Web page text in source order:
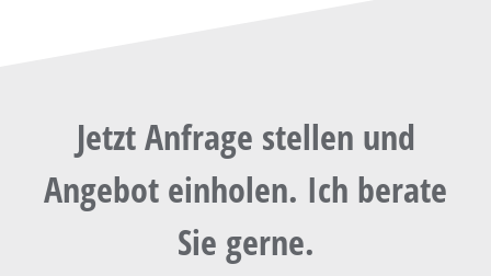
Jetzt Anfrage stellen und
Angebot einholen. Ich berate
Sie gerne.